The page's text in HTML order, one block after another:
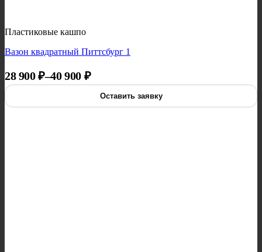
Пластиковые кашпо
Вазон квадратный Питтсбург 1
28 900₽–40 900 ₽
Диапазон цен: 28 900 ₽ – 40 900 ₽
Оставить заявку